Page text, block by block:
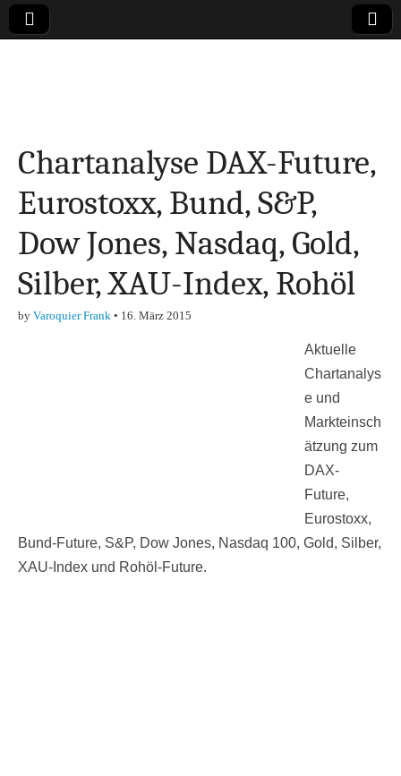
Finanzen,
Marketing-, Vertrieb-
& Investment-Tipps
Chartanalyse DAX-Future,
Eurostoxx, Bund, S&P,
Dow Jones, Nasdaq, Gold,
Silber, XAU-Index, Rohöl
by Varoquier Frank • 16. März 2015
Aktuelle
Chartanalys
e und
Markteinsch
ätzung zum
DAX-
Future,
Eurostoxx,
Bund-Future, S&P, Dow Jones, Nasdaq 100, Gold, Silber,
XAU-Index und Rohöl-Future.